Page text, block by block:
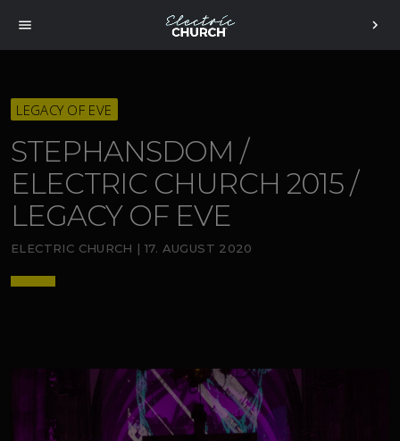
menu chevron_right
LEGACY OF EVE
STEPHANSDOM /
ELECTRIC CHURCH 2015 /
LEGACY OF EVE
ELECTRIC CHURCH | 17. AUGUST 2020